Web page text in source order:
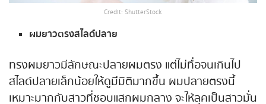
Credit: ShutterStock
ผมยาวตรงสไลด์ปลาย
ทรงผมยาวมีลักษณะปลายผมตรง แต่ไม่ทื่อจนเกินไป
สไลด์ปลายเล็กน้อยให้ดูมีมิติมากขึ้น ผมปลายตรงนี้
เหมาะมากกับสาวที่ชอบแสกผมกลาง จะให้ลุคเป็นสาวมั่น